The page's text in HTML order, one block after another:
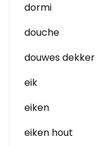
dormi
douche
douwes dekker
eik
eiken
eiken hout